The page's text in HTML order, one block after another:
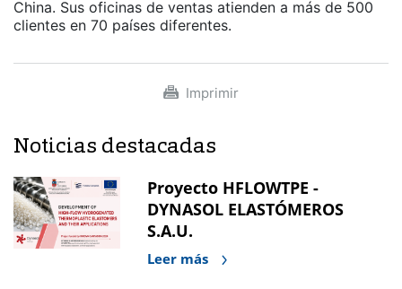
China. Sus oficinas de ventas atienden a más de 500
clientes en 70 países diferentes.
Imprimir
Noticias destacadas
Proyecto HFLOWTPE -
DYNASOL ELASTÓMEROS
S.A.U.
Leer más